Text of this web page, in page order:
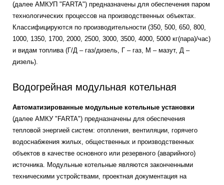
(далее АМКУП "FARTA") предназначены для обеспечения паром
технологических процессов на производственных объектах.
Классифицируются по производительности (350, 500, 650, 800,
1000, 1350, 1700, 2000, 2500, 3000, 3500, 4000, 5000 кг(пара)/час)
и видам топлива (Г/Д – газ/дизель, Г – газ, М – мазут, Д –
дизель).
Водогрейная модульная котельная
Автоматизированные модульные котельные установки
(далее АМКУ "FARTA") предназначены для обеспечения
тепловой энергией систем: отопления, вентиляции, горячего
водоснабжения жилых, общественных и производственных
объектов в качестве основного или резервного (аварийного)
источника. Модульные котельные являются законченными
техническими устройствами, проектная документация на